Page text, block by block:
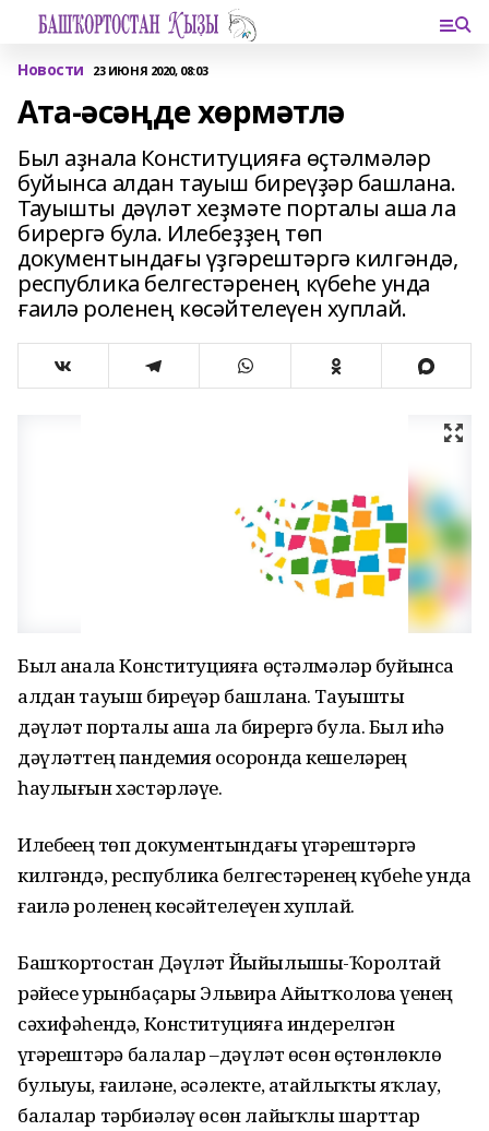
Новости 23 ИЮНЯ 2020, 08:03
Ата-әсәңде хөрмәтлә
Был аҙнала Конституцияға өҫтәлмәләр
буйынса алдан тауыш биреүҙәр башлана.
Тауышты дәүләт хеҙмәте порталы аша ла
бирергә була. Илебеҙҙең төп
документындағы үҙгәрештәргә килгәндә,
республика белгестәренең күбеһе унда
ғаилә роленең көсәйтелеүен хуплай.
Был аҙнала Конституцияға өҫтәлмәләр буйынса
алдан тауыш биреүҙәр башлана. Тауышты
дәүләт порталы аша ла бирергә була. Был иһә
дәүләттең пандемия осоронда кешеләрҙең
һаулығын хәстәрләүе.
Илебеҙҙең төп документындағы үҙгәрештәргә
килгәндә, республика белгестәренең күбеһе унда
ғаилә роленең көсәйтелеүен хуплай.
Башҡортостан Дәүләт Йыйылышы-Ҡоролтай
рәйесе урынбаҫары Эльвира Айытҡолова үҙенең
сәхифәһендә, Конституцияға индерелгән
үҙгәрештәрҙә балалар –дәүләт өсөн өҫтөнлөклө
булыуы, ғаиләне, әсәлекте, атайлыҡты яҡлау,
балалар тәрбиәләү өсөн лайыҡлы шарттар